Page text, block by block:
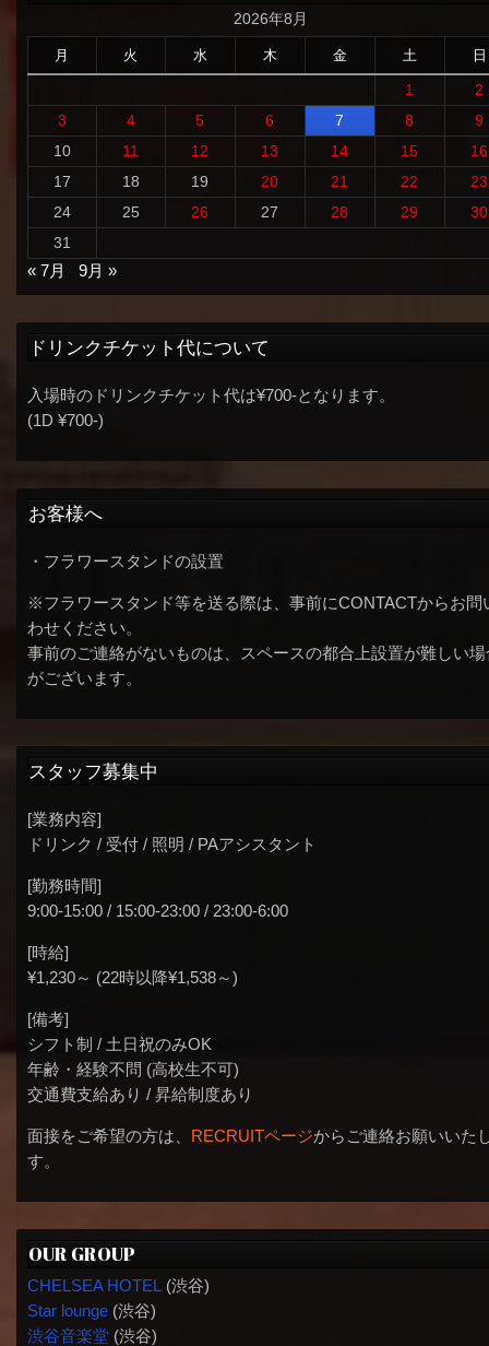
2026年8月
月 火 水 木 金 土 日
1
2
3
4 5 6 7 8
9
10
11 12 13 14 15
16
17
18 19 20 21 22
23
24
25 26 27 28 29
30
31
« 7月
9月 »
ドリンクチケット代について
入場時のドリンクチケット代は¥700-となります。
(1D ¥700-)
お客様へ
・フラワースタンドの設置
※フラワースタンド等を送る際は、事前にCONTACTからお問
わせください。
事前のご連絡がないものは、スペースの都合上設置が難しい場
がございます。
スタッフ募集中
[業務内容]
ドリンク / 受付 / 照明 / PAアシスタント
[勤務時間]
9:00-15:00 / 15:00-23:00 / 23:00-6:00
[時給]
¥1,230～ (22時以降¥1,538～)
[備考]
シフト制 / 土日祝のみOK
年齢・経験不問 (高校生不可)
交通費支給あり / 昇給制度あり
面接をご希望の方は、 RECRUITページからご連絡お願いいた
す。
OUR GROUP
CHELSEA HOTEL (渋谷)
Star lounge(渋谷)
渋谷音楽堂(渋谷)